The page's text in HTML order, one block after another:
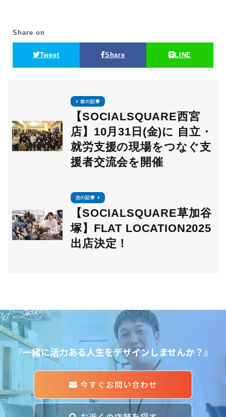
Share on
Tweet Share LINE
前の記事
【SOCIALSQUARE西宮
店】10月31日(金)に 自立・
就労支援の現場をつなぐ支
援者交流会を開催
次の記事
【SOCIALSQUARE草加谷
塚】FLAT LOCATION2025
出店決定！
Started
『一緒に活力ある人生をデザインしませんか？』
今すぐお問い合わせ